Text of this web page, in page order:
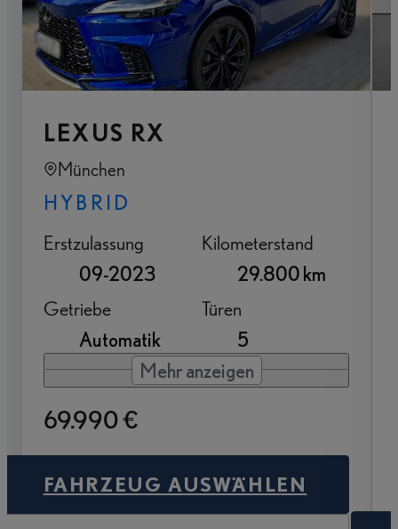
LEXUS RX
München
HYBRID
Erstzulassung
09-2023
Kilometerstand
29.800 km
Getriebe
Automatik
Türen
5
Mehr anzeigen
69.990 €
FAHRZEUG AUSWÄHLEN